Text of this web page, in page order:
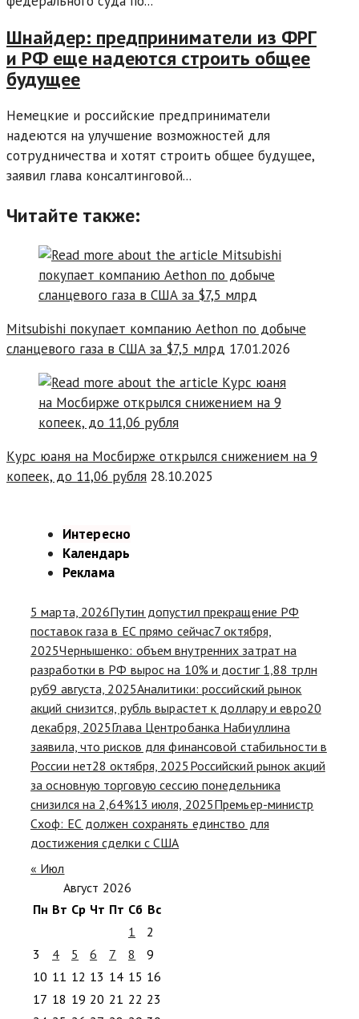
Шнайдер: предприниматели из ФРГ
и РФ еще надеются строить общее
будущее
Немецкие и российские предприниматели
надеются на улучшение возможностей для
сотрудничества и хотят строить общее будущее,
заявил глава консалтинговой...
Читайте также:
Mitsubishi покупает компанию Aethon по добыче
сланцевого газа в США за $7,5 млрд 17.01.2026
Курс юаня на Мосбирже открылся снижением на 9
копеек, до 11,06 рубля 28.10.2025
Интересно
Календарь
Реклама
5 марта, 2026Путин допустил прекращение РФ
поставок газа в ЕС прямо сейчас7 октября,
2025Чернышенко: объем внутренних затрат на
разработки в РФ вырос на 10% и достиг 1,88 трлн
руб9 августа, 2025Аналитики: российский рынок
акций снизится, рубль вырастет к доллару и евро20
декабря, 2025Глава Центробанка Набиуллина
заявила, что рисков для финансовой стабильности в
России нет28 октября, 2025 Российский рынок акций
за основную торговую сессию понедельника
снизился на 2,64%13 июля, 2025Премьер-министр
Схоф: ЕС должен сохранять единство для
достижения сделки с США
« Июл
Август 2026
Пн Вт Ср Чт Пт Сб Вс
1
2
3
4 5 6 7 8
9
10 11 12 13 14 15 16
17 18 19 20 21 22 23